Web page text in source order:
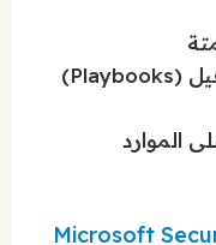
إنشاء وتكوين دفاتر تشغيل (Playbooks)
الموارد